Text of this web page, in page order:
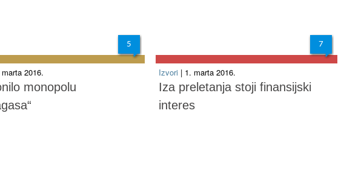
5
2016.
monopolu
7
Izvori | 1. marta 2016.
Iza preletanja stoji finansijski
interes